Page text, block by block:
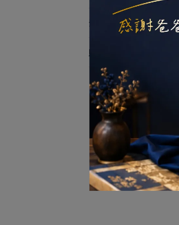
油豐禮盒專區
購物須知